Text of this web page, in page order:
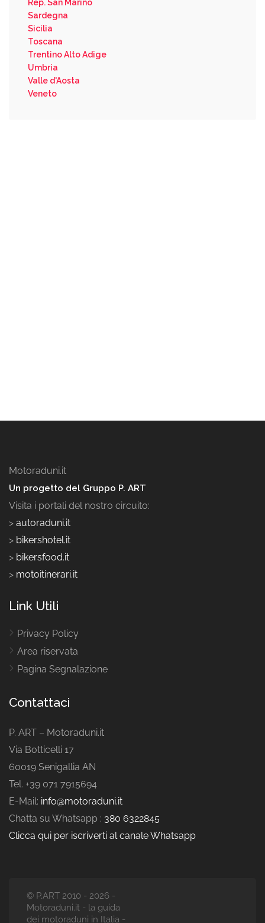
Rep. San Marino
Sardegna
Sicilia
Toscana
Trentino Alto Adige
Umbria
Valle d'Aosta
Veneto
Motoraduni.it
Un progetto del Gruppo P. ART
Visita i portali del nostro circuito:
> autoraduni.it
> bikershotel.it
> bikersfood.it
> motoitinerari.it
Link Utili
Privacy Policy
Area riservata
Pagina Segnalazione
Contattaci
P. ART – Motoraduni.it
Via Botticelli 17
60019 Senigallia AN
Tel. +39 071 7915694
E-Mail: info@motoraduni.it
Chatta su Whatsapp : 380 6322845
Clicca qui per iscriverti al canale Whatsapp
© P.ART 2010 - 2026 -
Motoraduni.it - la guida
dei motoraduni in Italia -